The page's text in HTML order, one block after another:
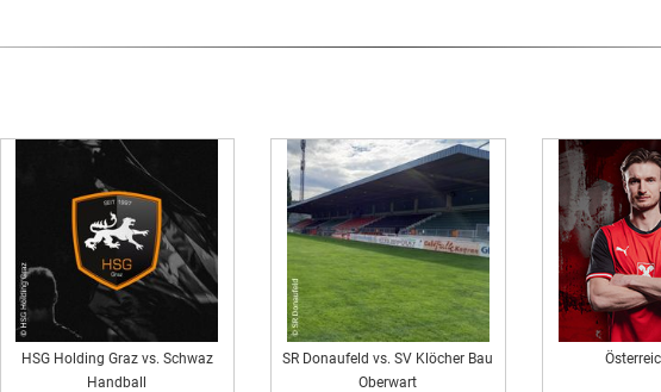
HSG Holding Graz vs. Schwaz
Handball
SR Donaufeld vs. SV Klöcher Bau
Oberwart